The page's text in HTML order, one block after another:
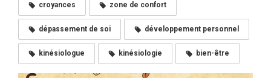
croyances zone de confort
dépassement de soi développement personnel
kinésiologue kinésiologie bien-être